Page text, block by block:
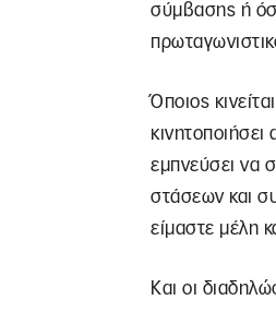
σύμβασης ή
Όποιος
εμπνεύσει να
στάσεων και
είμαστε μέλη
Και οι